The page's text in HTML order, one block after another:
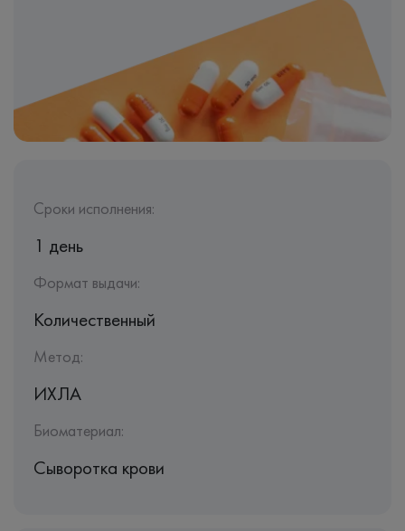
Сроки исполнения:
1 день
Формат выдачи:
Количественный
Метод:
ИХЛА
Биоматериал:
Сыворотка крови